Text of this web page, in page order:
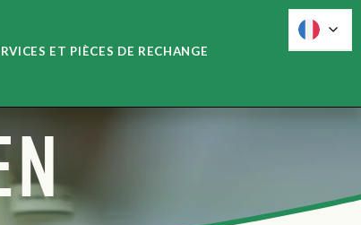
ET PIÈCES DE RECHANGE